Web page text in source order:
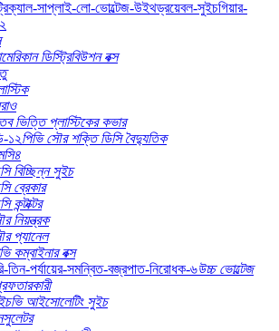
ডিস্ট্রিবিউশন বক্স
ভিত্তি প্লাস্টিকের কভার
পিভি সৌর শক্তি ডিসি বৈদ্যুতিক
বিচ্ছিন্ন সুইচ
ব্রেকার
কন্টাক্টর
নিয়ন্ত্রক
প্যানেল
কম্বাইনার বক্স
উচ্চ ভোল্টেজ
আইসোলেটিং সুইচ